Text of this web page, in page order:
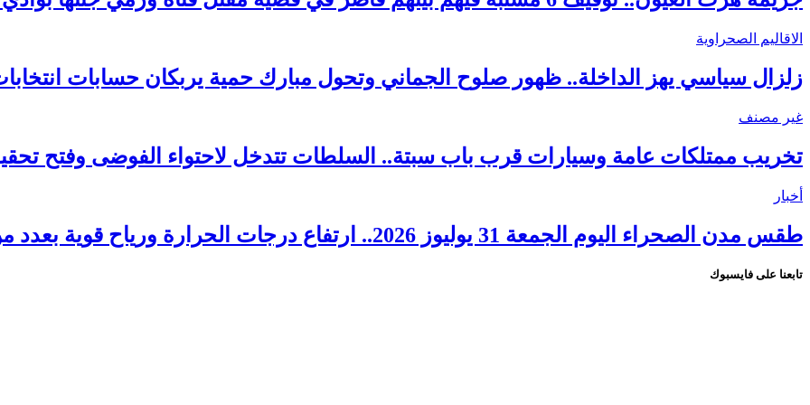
الاقاليم الصحراوية
زلزال سياسي يهز الداخلة.. ظهور صلوح الجماني وتحول مبارك حمية يربكان حسابات انتخابات
غير مصنف
تخريب ممتلكات عامة وسيارات قرب باب سبتة.. السلطات تتدخل لاحتواء الفوضى وفتح
أخبار
طقس مدن الصحراء اليوم الجمعة 31 يوليوز 2026.. ارتفاع درجات الحرارة ورياح قوية بعدد من الأقاليم
تابعنا على فايسبوك